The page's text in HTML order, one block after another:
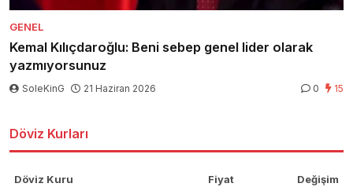
GENEL
Kemal Kılıçdaroğlu: Beni sebep genel lider olarak
yazmıyorsunuz
SoleKinG 21 Haziran 2026 0 15
Döviz Kurları
Döviz Kuru Fiyat Değişim